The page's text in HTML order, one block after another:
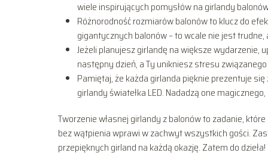
wiele inspirujących pomysłów na girlandy
Różnorodność rozmiarów balonów to klucz do
gigantycznych balonów – to wcale nie jest
Jeżeli planujesz girlandę na większe wydarzenie,
następny dzień, a Ty unikniesz stresu
Pamiętaj, że każda girlanda pięknie prezentuje
girlandy światełka LED. Nadadzą one
Tworzenie własnej girlandy z balonów to zadanie,
bez wątpienia wprawi w zachwyt wszystkich gości.
przepięknych girland na każdą okazję. Zatem do